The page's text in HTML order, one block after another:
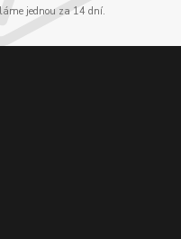
jednou za 14 dní.